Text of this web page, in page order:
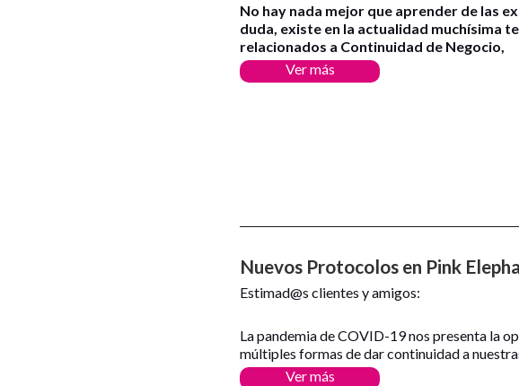
No hay nada mejor que aprender de las
duda, existe en la actualidad muchísima
relacionados a Continuidad de Negocio,
Ver más
Nuevos Protocolos en Pink
Estimad@s clientes y amigos:
La pandemia de COVID-19 nos presenta la
múltiples formas de dar continuidad a
Ver más